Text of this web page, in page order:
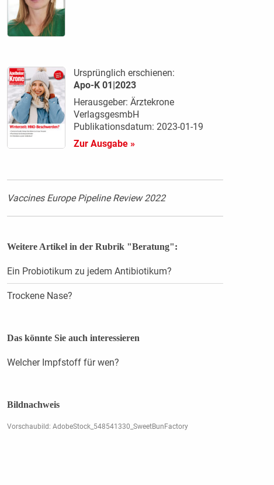
Ursprünglich erschienen:
Apo-K 01|2023
Herausgeber: Ärztekrone
VerlagsgesmbH
Publikationsdatum: 2023-01-19
Zur Ausgabe »
Vaccines Europe Pipeline Review 2022
Weitere Artikel in der Rubrik "Beratung":
Ein Probiotikum zu jedem Antibiotikum?
Trockene Nase?
Das könnte Sie auch interessieren
Welcher Impfstoff für wen?
Bildnachweis
Vorschaubild: AdobeStock_548541330_SweetBunFactory